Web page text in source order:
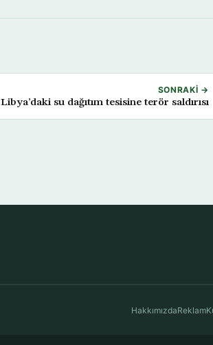
SONRAKI →
Libya’daki su dağıtım tesisine terör saldırısı
HakkımızdaReklam